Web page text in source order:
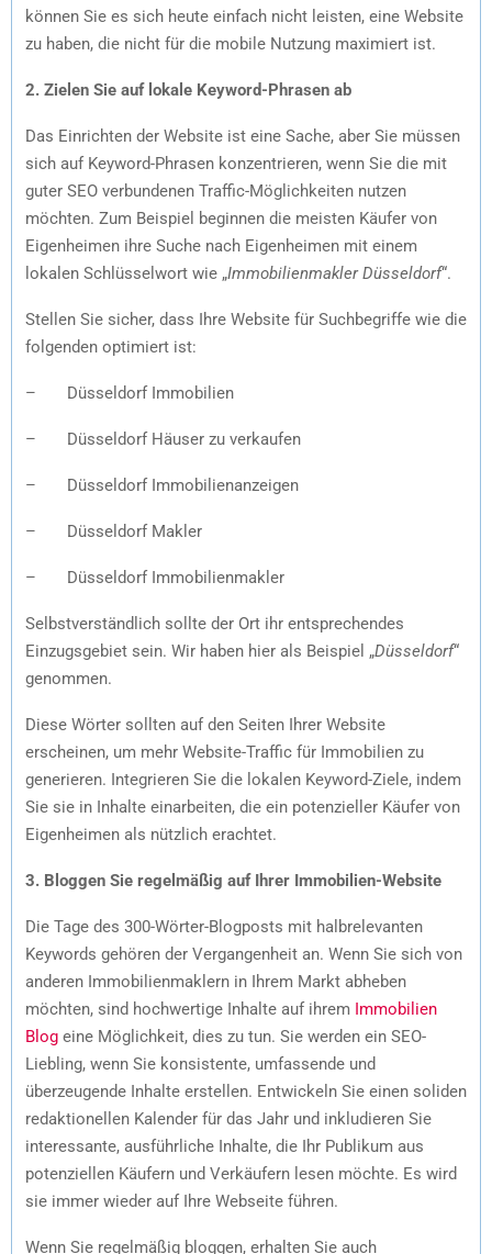
können Sie es sich heute einfach nicht leisten, eine Website
zu haben, die nicht für die mobile Nutzung maximiert ist.
2. Zielen Sie auf lokale Keyword-Phrasen ab
Das Einrichten der Website ist eine Sache, aber Sie müssen
sich auf Keyword-Phrasen konzentrieren, wenn Sie die mit
guter SEO verbundenen Traffic-Möglichkeiten nutzen
möchten. Zum Beispiel beginnen die meisten Käufer von
Eigenheimen ihre Suche nach Eigenheimen mit einem
lokalen Schlüsselwort wie „Immobilienmakler Düsseldorf“.
Stellen Sie sicher, dass Ihre Website für Suchbegriffe wie die
folgenden optimiert ist:
– Düsseldorf Immobilien
– Düsseldorf Häuser zu verkaufen
– Düsseldorf Immobilienanzeigen
– Düsseldorf Makler
– Düsseldorf Immobilienmakler
Selbstverständlich sollte der Ort ihr entsprechendes
Einzugsgebiet sein. Wir haben hier als Beispiel „Düsseldorf“
genommen.
Diese Wörter sollten auf den Seiten Ihrer Website
erscheinen, um mehr Website-Traffic für Immobilien zu
generieren. Integrieren Sie die lokalen Keyword-Ziele, indem
Sie sie in Inhalte einarbeiten, die ein potenzieller Käufer von
Eigenheimen als nützlich erachtet.
3. Bloggen Sie regelmäßig auf Ihrer Immobilien-Website
Die Tage des 300-Wörter-Blogposts mit halbrelevanten
Keywords gehören der Vergangenheit an. Wenn Sie sich von
anderen Immobilienmaklern in Ihrem Markt abheben
möchten, sind hochwertige Inhalte auf ihrem Immobilien
Blog eine Möglichkeit, dies zu tun. Sie werden ein SEO-
Liebling, wenn Sie konsistente, umfassende und
überzeugende Inhalte erstellen. Entwickeln Sie einen soliden
redaktionellen Kalender für das Jahr und inkludieren Sie
interessante, ausführliche Inhalte, die Ihr Publikum aus
potenziellen Käufern und Verkäufern lesen möchte. Es wird
sie immer wieder auf Ihre Webseite führen.
Wenn Sie regelmäßig bloggen, erhalten Sie auch